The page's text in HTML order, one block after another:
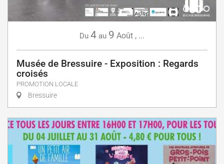
Du 4 au 9 Août , ...
Musée de Bressuire - Exposition : Regards
croisés
PROMOTION LOCALE
Bressuire